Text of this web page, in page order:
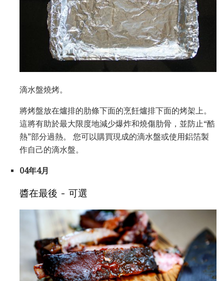
滴水盤燒烤。
將烤盤放在爐排的肋條下面的烹飪爐排下面的烤架上。
這將有助於最大限度地減少爆炸和燒傷肋骨，並防止“酷
熱”部分過熱。 您可以購買現成的滴水盤或使用鋁箔製
作自己的滴水盤。
04年4月
醬在最後 - 可選